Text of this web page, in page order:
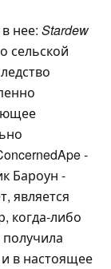
нее: Stardew
сельской
-
Бароун -
является
когда-либо
в настоящее